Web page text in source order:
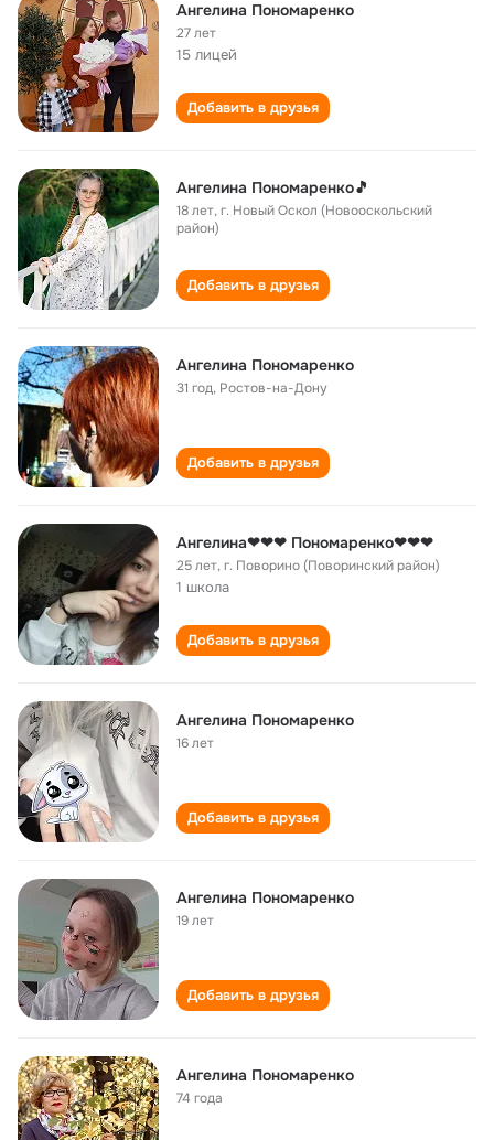
Ангелина Пономаренко
27 лет
15 лицей
Добавить в друзья
Ангелина Пономаренко🎵
18 лет,г. Новый Оскол (Новооскольский
район)
Добавить в друзья
Ангелина Пономаренко
31 год, Ростов-на-Дону
Добавить в друзья
Ангелина❤❤❤ Пономаренко❤❤❤
25 лет,г. Поворино (Поворинский район)
1 школа
Добавить в друзья
Ангелина Пономаренко
16 лет
Добавить в друзья
Ангелина Пономаренко
19 лет
Добавить в друзья
Ангелина Пономаренко
74 года